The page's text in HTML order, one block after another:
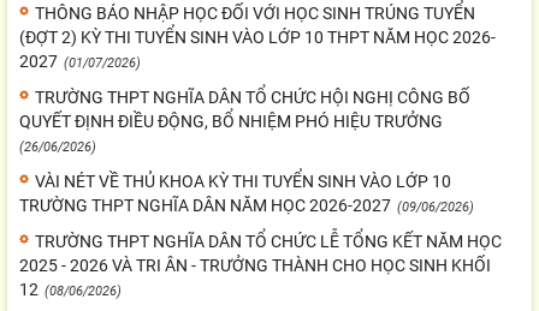
THÔNG BÁO NHẬP HỌC ĐỐI VỚI HỌC SINH TRÚNG TUYỂN
(ĐỢT 2) KỲ THI TUYỂN SINH VÀO LỚP 10 THPT NĂM HỌC 2026-
2027 (01/07/2026)
TRƯỜNG THPT NGHĨA DÂN TỔ CHỨC HỘI NGHỊ CÔNG BỐ
QUYẾT ĐỊNH ĐIỀU ĐỘNG, BỔ NHIỆM PHÓ HIỆU TRƯỞNG
(26/06/2026)
VÀI NÉT VỀ THỦ KHOA KỲ THI TUYỂN SINH VÀO LỚP 10
TRƯỜNG THPT NGHĨA DÂN NĂM HỌC 2026-2027 (09/06/2026)
TRƯỜNG THPT NGHĨA DÂN TỔ CHỨC LỄ TỔNG KẾT NĂM HỌC
2025 - 2026 VÀ TRI ÂN - TRƯỞNG THÀNH CHO HỌC SINH KHỐI
12 (08/06/2026)